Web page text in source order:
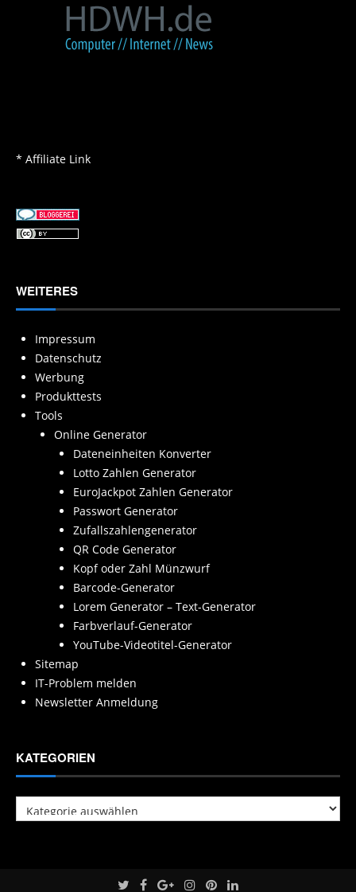
* Affiliate Link
WEITERES
Impressum
Datenschutz
Werbung
Produkttests
Tools
Online Generator
Dateneinheiten Konverter
Lotto Zahlen Generator
EuroJackpot Zahlen Generator
Passwort Generator
Zufallszahlengenerator
QR Code Generator
Kopf oder Zahl Münzwurf
Barcode-Generator
Lorem Generator – Text-Generator
Farbverlauf-Generator
YouTube-Videotitel-Generator
Sitemap
IT-Problem melden
Newsletter Anmeldung
KATEGORIEN
Kategorien